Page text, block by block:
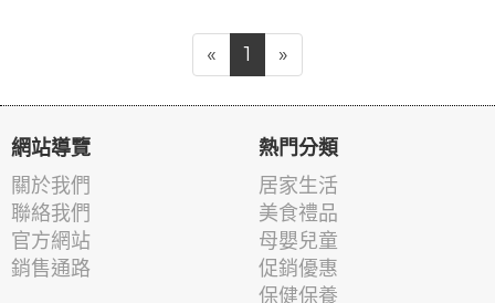
« 1 »
網站導覽
關於我們
聯絡我們
官方網站
銷售通路
熱門分類
居家生活
美食禮品
母嬰兒童
促銷優惠
保健保養